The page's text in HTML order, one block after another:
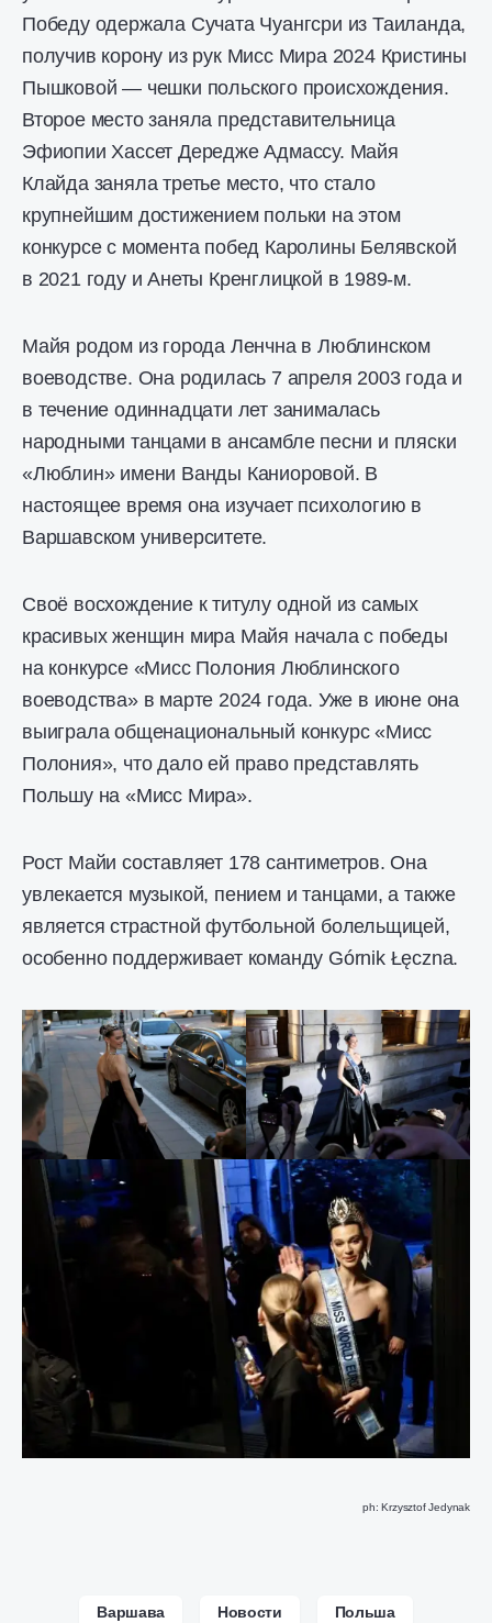
Победу одержала Сучата Чуангсри из Таиланда,
получив корону из рук Мисс Мира 2024 Кристины
Пышковой — чешки польского происхождения.
Второе место заняла представительница
Эфиопии Хассет Дередже Адмассу. Майя
Клайда заняла третье место, что стало
крупнейшим достижением польки на этом
конкурсе с момента побед Каролины Белявской
в 2021 году и Анеты Кренглицкой в 1989-м.
Майя родом из города Ленчна в Люблинском
воеводстве. Она родилась 7 апреля 2003 года и
в течение одиннадцати лет занималась
народными танцами в ансамбле песни и пляски
«Люблин» имени Ванды Каниоровой. В
настоящее время она изучает психологию в
Варшавском университете.
Своё восхождение к титулу одной из самых
красивых женщин мира Майя начала с победы
на конкурсе «Мисс Полония Люблинского
воеводства» в марте 2024 года. Уже в июне она
выиграла общенациональный конкурс «Мисс
Полония», что дало ей право представлять
Польшу на «Мисс Мира».
Рост Майи составляет 178 сантиметров. Она
увлекается музыкой, пением и танцами, а также
является страстной футбольной болельщицей,
особенно поддерживает команду Górnik Łęczna.
ph: Krzysztof Jedynak
Варшава Новости Польша